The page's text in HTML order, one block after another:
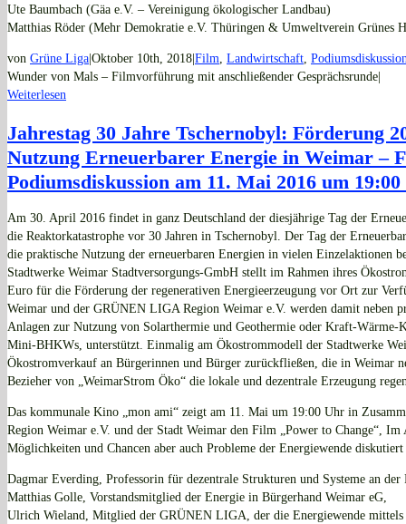
Ute Baumbach (Gäa e.V. – Vereinigung ökologischer Landbau)
Matthias Röder (Mehr Demokratie e.V. Thüringen & Umweltverein Grünes
von Grüne Liga Oktober 10th, 2018 Film, Landwirtschaft,
Wunder von Mals – Filmvorführung mit anschließender Gesprächsrunde
Weiterlesen
Jahrestag 30 Jahre Tschernobyl: Förderung
Nutzung Erneuerbarer Energie in Weimar –
Podiumsdiskussion am 11. Mai 2016 um
Am 30. April 2016 findet in ganz Deutschland der diesjährige Tag der
die Reaktorkatastrophe vor 30 Jahren in Tschernobyl. Der Tag der
die praktische Nutzung der erneuerbaren Energien in vielen Einzelaktionen
Stadtwerke Weimar Stadtversorgungs-GmbH stellt im Rahmen ihres
Euro für die Förderung der regenerativen Energieerzeugung vor Ort zur
Weimar und der GRÜNEN LIGA Region Weimar e.V. werden damit neben
Anlagen zur Nutzung von Solarthermie und Geothermie oder Kraft-Wärme-
Mini-BHKWs, unterstützt. Einmalig am Ökostrommodell der Stadtwerke
Ökostromverkauf an Bürgerinnen und Bürger zurückfließen, die in Weimar
Bezieher von „WeimarStrom Öko“ die lokale und dezentrale Erzeugung
Das kommunale Kino „mon ami“ zeigt am 11. Mai um 19:00 Uhr in
Region Weimar e.V. und der Stadt Weimar den Film „Power to Change“, Im
Möglichkeiten und Chancen aber auch Probleme der Energiewende
Dagmar Everding, Professorin für dezentrale Strukturen und Systeme an der
Matthias Golle, Vorstandsmitglied der Energie in Bürgerhand Weimar eG,
Ulrich Wieland, Mitglied der GRÜNEN LIGA, der die Energiewende mittels